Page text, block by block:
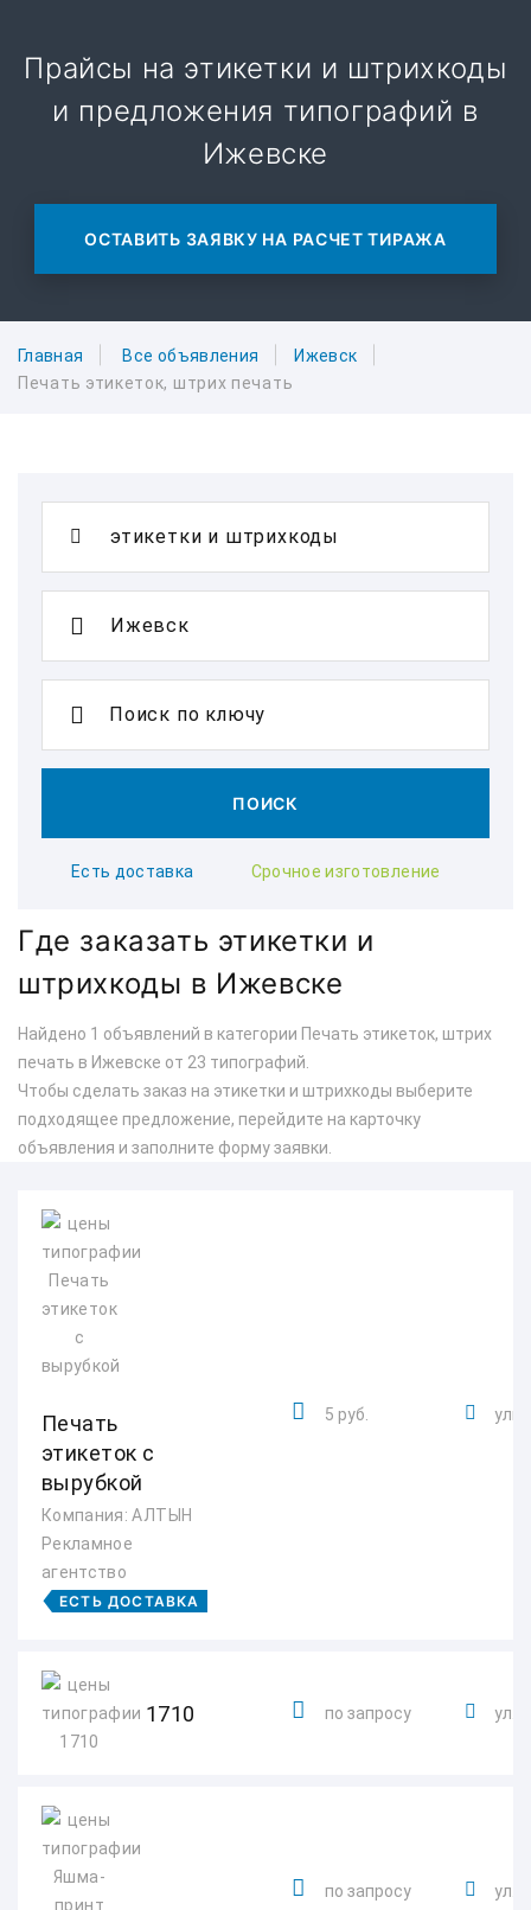
Прайсы на этикетки и штрихкоды
и предложения типографий в
Ижевске
ОСТАВИТЬ ЗАЯВКУ НА РАСЧЕТ ТИРАЖА
Главная Все объявления
Ижевск
Печать этикеток, штрих печать
Поиск по ключу
ПОИСК
Есть доставка Срочное изготовление
Где заказать этикетки и
штрихкоды в Ижевске
Найдено 1 объявлений в категории Печать этикеток, штрих
печать в Ижевске от 23 типографий.
Чтобы сделать заказ на этикетки и штрихкоды выберите
подходящее предложение, перейдите на карточку
объявления и заполните форму заявки.
Печать
этикеток с
вырубкой
Компания: АЛТЫН
Рекламное
агентство
ЕСТЬ ДОСТАВКА
5 руб.
1710 по запросу ул.
по запросу ул.